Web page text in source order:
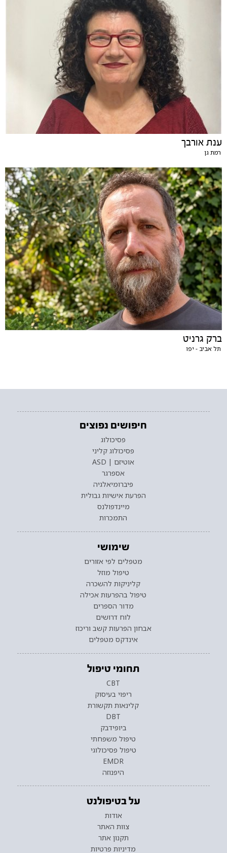
ענת אורבך
רמת גן
ברק גרניט
תל אביב - יפו
חיפושים נפוצים
פסיכולוג
פסיכולוג קליני
אוטיזם | ASD
אספרגר
פיברומיאלגיה
הפרעת אישיות גבולית
מיינדפולנס
התמכרות
שימושי
מטפלים לפי אזורים
טיפול מוזל
קליניקות להשכרה
טיפול בהפרעות אכילה
מדור הספרים
לוח דרושים
אבחון הפרעות קשב וריכוז
אינדקס מטפלים
תחומי טיפול
CBT
ריפוי בעיסוק
קלינאות תקשורת
DBT
ביופידבק
טיפול משפחתי
טיפול פסיכולוגי
EMDR
היפנוזה
על בטיפולנט
אודות
צוות האתר
תקנון אתר
מדיניות פרטיות